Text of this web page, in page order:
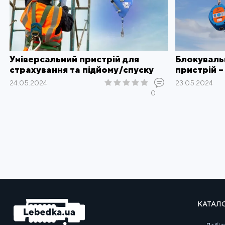
Універсальний пристрій для
страхування та підйому/спуску
працівників - AUTOBLOK IKAR
24.05.2024
0
пристрій
падіння з
23.05.2024